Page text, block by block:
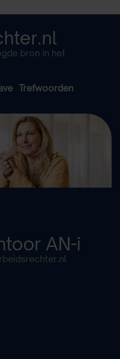
bron in het
Trefwoorden
AN-i